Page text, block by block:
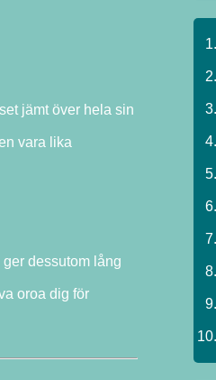
jämt över hela sin
vara lika
dessutom lång
oroa dig för